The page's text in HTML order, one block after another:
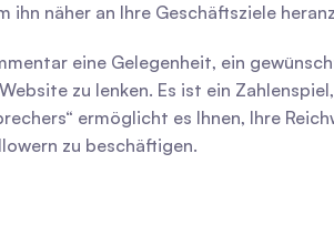
ihn näher an Ihre Geschäftsziele
eine Gelegenheit, ein
zu lenken. Es ist ein
ermöglicht es Ihnen, Ihre
zu beschäftigen.